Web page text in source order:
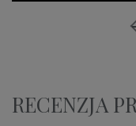
RECENZJA